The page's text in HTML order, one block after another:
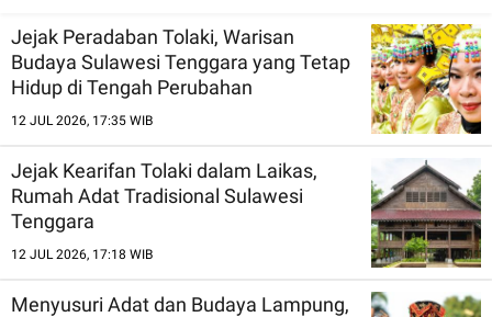
Jejak Peradaban Tolaki, Warisan
Budaya Sulawesi Tenggara yang Tetap
Hidup di Tengah Perubahan
12 JUL 2026, 17:35 WIB
Jejak Kearifan Tolaki dalam Laikas,
Rumah Adat Tradisional Sulawesi
Tenggara
12 JUL 2026, 17:18 WIB
Menyusuri Adat dan Budaya Lampung,